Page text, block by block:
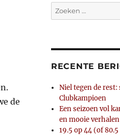
de
Zoeken
naar:
RECENTE
Niel tegen de
Clubkampioen
Een seizoen vol
en mooie verhalen
19.5 op 44 (of